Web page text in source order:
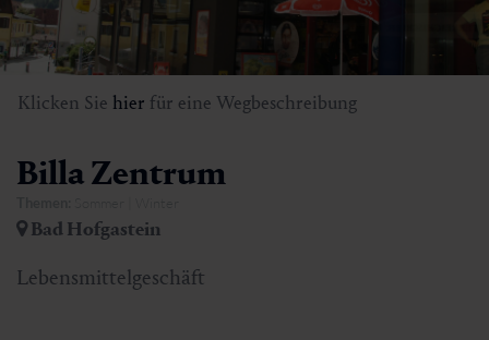
Klicken Sie hier für eine Wegbeschreibung
Billa Zentrum
Bad Hofgastein
Lebensmittelgeschäft